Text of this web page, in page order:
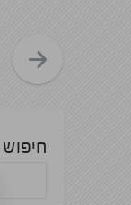
חוויית המשתמש.